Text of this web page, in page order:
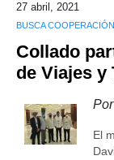
27 abril, 2021
BUSCA
Collado
de Viajes y
Por
El